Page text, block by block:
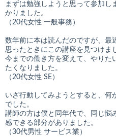
まずは勉強しようと思って参加し
かりました。
（20代女性 一般事務）
数年前に本は読んだのですが、最
思ったときにこの講座を見つけま
今までの働き方を変えて、やりた
たくなりました。
（20代女性 SE）
いざ行動してみようとすると、何
でした。
講師の方は僕と同年代で、同じ悩
感できる部分がありました。
（30代男性 サービス業）